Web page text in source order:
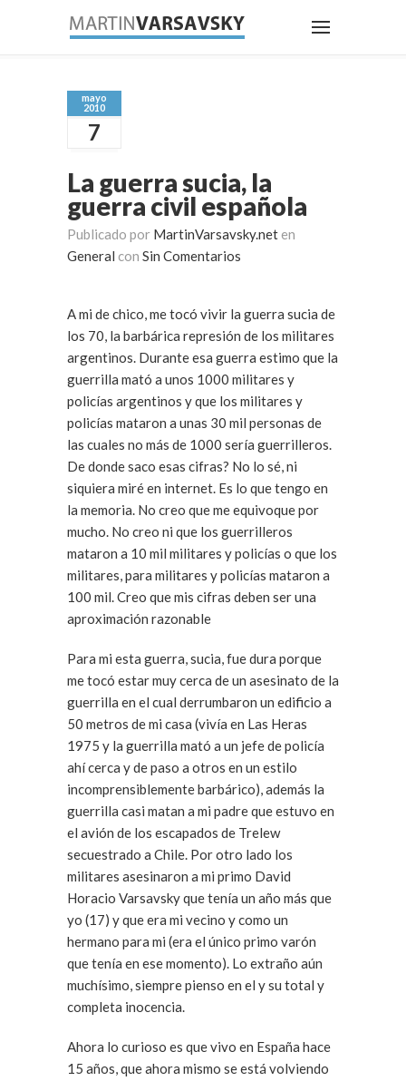
mayo
2010
7
La guerra sucia, la
guerra civil española
Publicado por MartinVarsavsky.net en
General con Sin Comentarios
A mi de chico, me tocó vivir la guerra sucia de
los 70, la barbárica represión de los militares
argentinos. Durante esa guerra estimo que la
guerrilla mató a unos 1000 militares y
policías argentinos y que los militares y
policías mataron a unas 30 mil personas de
las cuales no más de 1000 sería guerrilleros.
De donde saco esas cifras? No lo sé, ni
siquiera miré en internet. Es lo que tengo en
la memoria. No creo que me equivoque por
mucho. No creo ni que los guerrilleros
mataron a 10 mil militares y policías o que los
militares, para militares y policías mataron a
100 mil. Creo que mis cifras deben ser una
aproximación razonable
Para mi esta guerra, sucia, fue dura porque
me tocó estar muy cerca de un asesinato de la
guerrilla en el cual derrumbaron un edificio a
50 metros de mi casa (vivía en Las Heras
1975 y la guerrilla mató a un jefe de policía
ahí cerca y de paso a otros en un estilo
incomprensiblemente barbárico), además la
guerrilla casi matan a mi padre que estuvo en
el avión de los escapados de Trelew
secuestrado a Chile. Por otro lado los
militares asesinaron a mi primo David
Horacio Varsavsky que tenía un año más que
yo (17) y que era mi vecino y como un
hermano para mi (era el único primo varón
que tenía en ese momento). Lo extraño aún
muchísimo, siempre pienso en el y su total y
completa inocencia.
Ahora lo curioso es que vivo en España hace
15 años, que ahora mismo se está volviendo